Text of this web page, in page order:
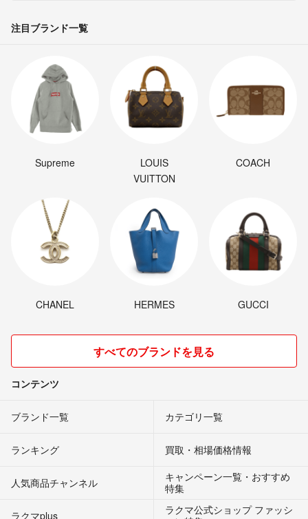
注目ブランド一覧
Supreme
LOUIS
VUITTON
COACH
CHANEL HERMES GUCCI
すべてのブランドを見る
コンテンツ
ブランド一覧 カテゴリ一覧
ランキング 買取・相場価格情報
人気商品チャンネル
キャンペーン一覧・おすすめ
特集
ラクマplus
ラクマ公式ショップ ファッシ